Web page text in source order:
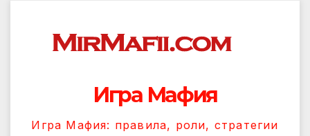
содержанию
Игра Мафия
Игра Мафия: правила, роли, стратегии